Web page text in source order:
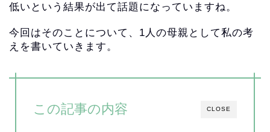
低いという結果が出て話題になって いますね。
今回はそのことについて、 1人の母親として私の考
えを書いていきます。
CLOSE
この記事の内容